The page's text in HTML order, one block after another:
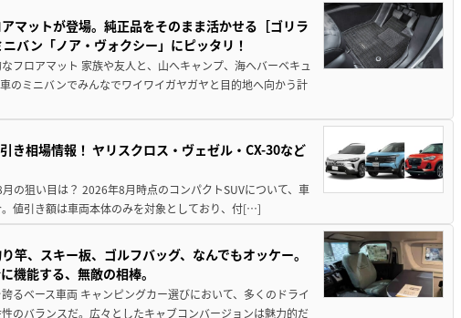
マットが登場。純正品をそのまま活かせる［ゴリラ
バン「ノア・ヴォクシー」にピッタリ！
フロアマット 家族や友人と、山へキャンプ、海へバーベキュ
のミニバンでみんなでワイワイガヤガヤと目的地へ向かう計
き相場情報！ ヤリスクロス・ヴェゼル・CX-30など
の狙い目は？ 2026年8月時点のコンパクトSUVについて、車
値引き額は車両本体のみを対象としており、付[…]
、スキー板、ゴルフバッグ、なんでもオッケー。
機能する、無敵の相棒。
るベース車両 キャンピングカー選びにおいて、多くのドライ
のバランスだ。広々としたキャブコンバージョンは魅力的だ